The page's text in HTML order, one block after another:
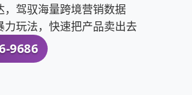
，驾驭海量跨境营销数据
力玩法，快速把产品卖出去
9686